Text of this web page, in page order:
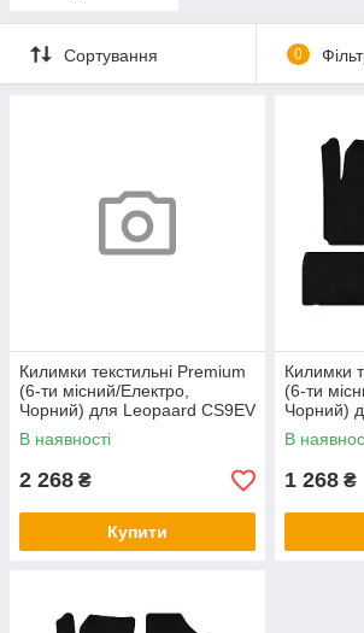
Сортування 0
Килимки текстильні Premium
(6-ти місний/Електро,
Чорний) для Leopaard CS9EV
2017- рр
В наявності
2 268 ₴
Купити
Килимки
(6-ти
Чорний)
2017- рр
В
1 268 ₴